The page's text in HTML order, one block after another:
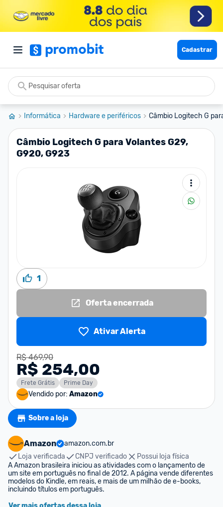
Cadastrar
Informática Hardware e periféricos Câmbio Logitech G
Câmbio Logitech G para Volantes G29,
G920, G923
1
Oferta encerrada
Ativar Alerta
R$ 469,90
R$ 254,00
Frete Grátis Prime Day
Vendido por: Amazon
Sobre a loja
Amazon
amazon.com.br
Loja verificada
CNPJ verificado
Possui loja física
A Amazon brasileira iniciou as atividades com o lançamento de
um site em português no final de 2012. A página vende diferentes
modelos do Kindle, em reais, e mais de um milhão de e-books,
incluindo títulos em português.